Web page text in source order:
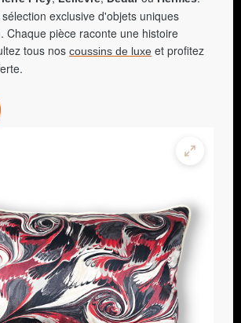
exclusive d'objets uniques
Chaque pièce raconte une histoire
tous nos coussins de luxe et profitez